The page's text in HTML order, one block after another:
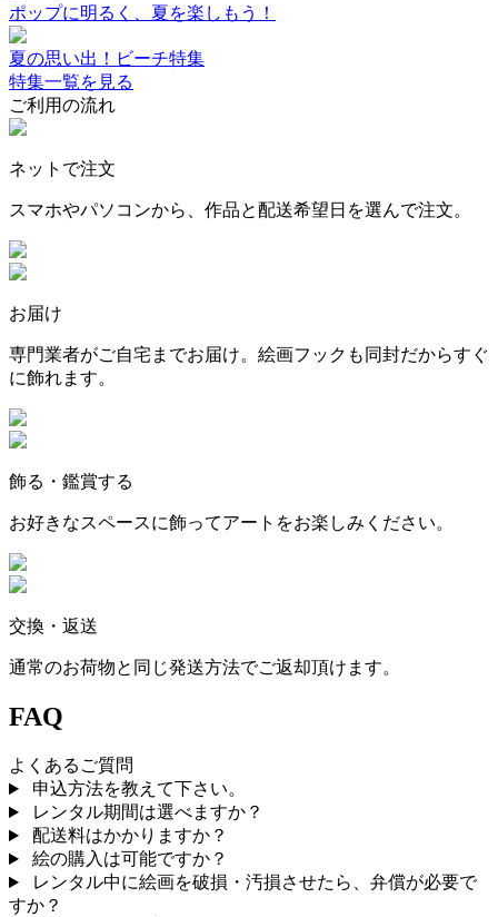
ポップに明るく、夏を楽しもう！
夏の思い出！ビーチ特集
特集一覧を見る
ご利用の流れ
ネットで注文
スマホやパソコンから、作品と配送希望日を選んで注文。
お届け
専門業者がご自宅までお届け。絵画フックも同封だからすぐ
に飾れます。
飾る・鑑賞する
お好きなスペースに飾ってアートをお楽しみください。
交換・返送
通常のお荷物と同じ発送方法でご返却頂けます。
FAQ
よくあるご質問
申込方法を教えて下さい。
レンタル期間は選べますか？
配送料はかかりますか？
絵の購入は可能ですか？
レンタル中に絵画を破損・汚損させたら、弁償が必要で
すか？